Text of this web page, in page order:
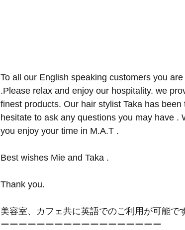
To all our English speaking customers you
.Please relax and enjoy our hospitality. we
finest products. Our hair stylist Taka has
hesitate to ask any questions you may have
you enjoy your time in ︎M.A.T .
Best wishes Mie and Taka .
Thank you.
美容室、カフェ共に英語でのご利用が可能で
ーーーーーーーーーーーーーーーーーー